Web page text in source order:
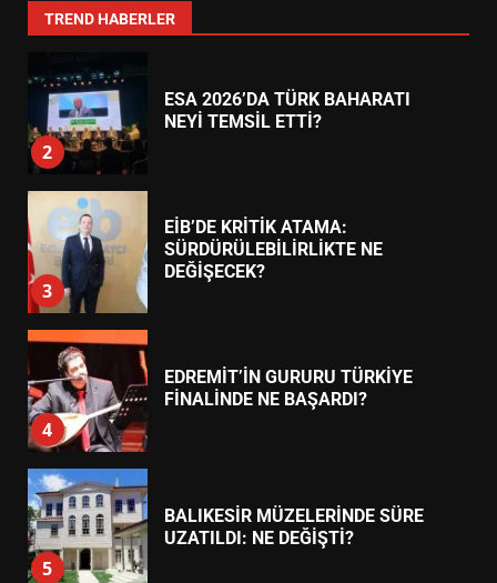
TREND HABERLER
1
2
ESA 2026’DA TÜRK BAHARATI
NEYİ TEMSİL ETTİ?
3
EİB’DE KRİTİK ATAMA:
SÜRDÜRÜLEBİLİRLİKTE NE
DEĞİŞECEK?
4
EDREMİT’İN GURURU TÜRKİYE
FİNALİNDE NE BAŞARDI?
5
BALIKESİR MÜZELERİNDE SÜRE
UZATILDI: NE DEĞİŞTİ?